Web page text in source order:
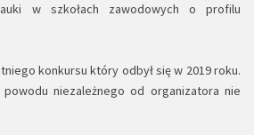
w szkołach zawodowych o profilu
konkursu który odbył się w 2019 roku.
niezależnego od organizatora nie